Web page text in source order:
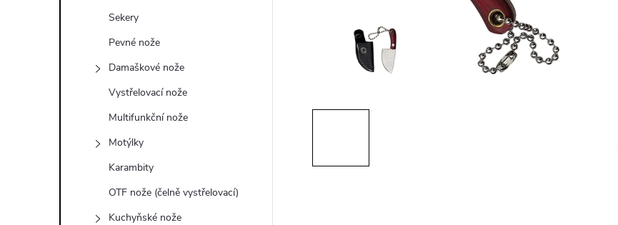
Sekery
Pevné nože
Damaškové nože
Vystřelovací nože
Multifunkční nože
Motýlky
Karambity
OTF nože (čelně vystřelovací)
Kuchyňské nože